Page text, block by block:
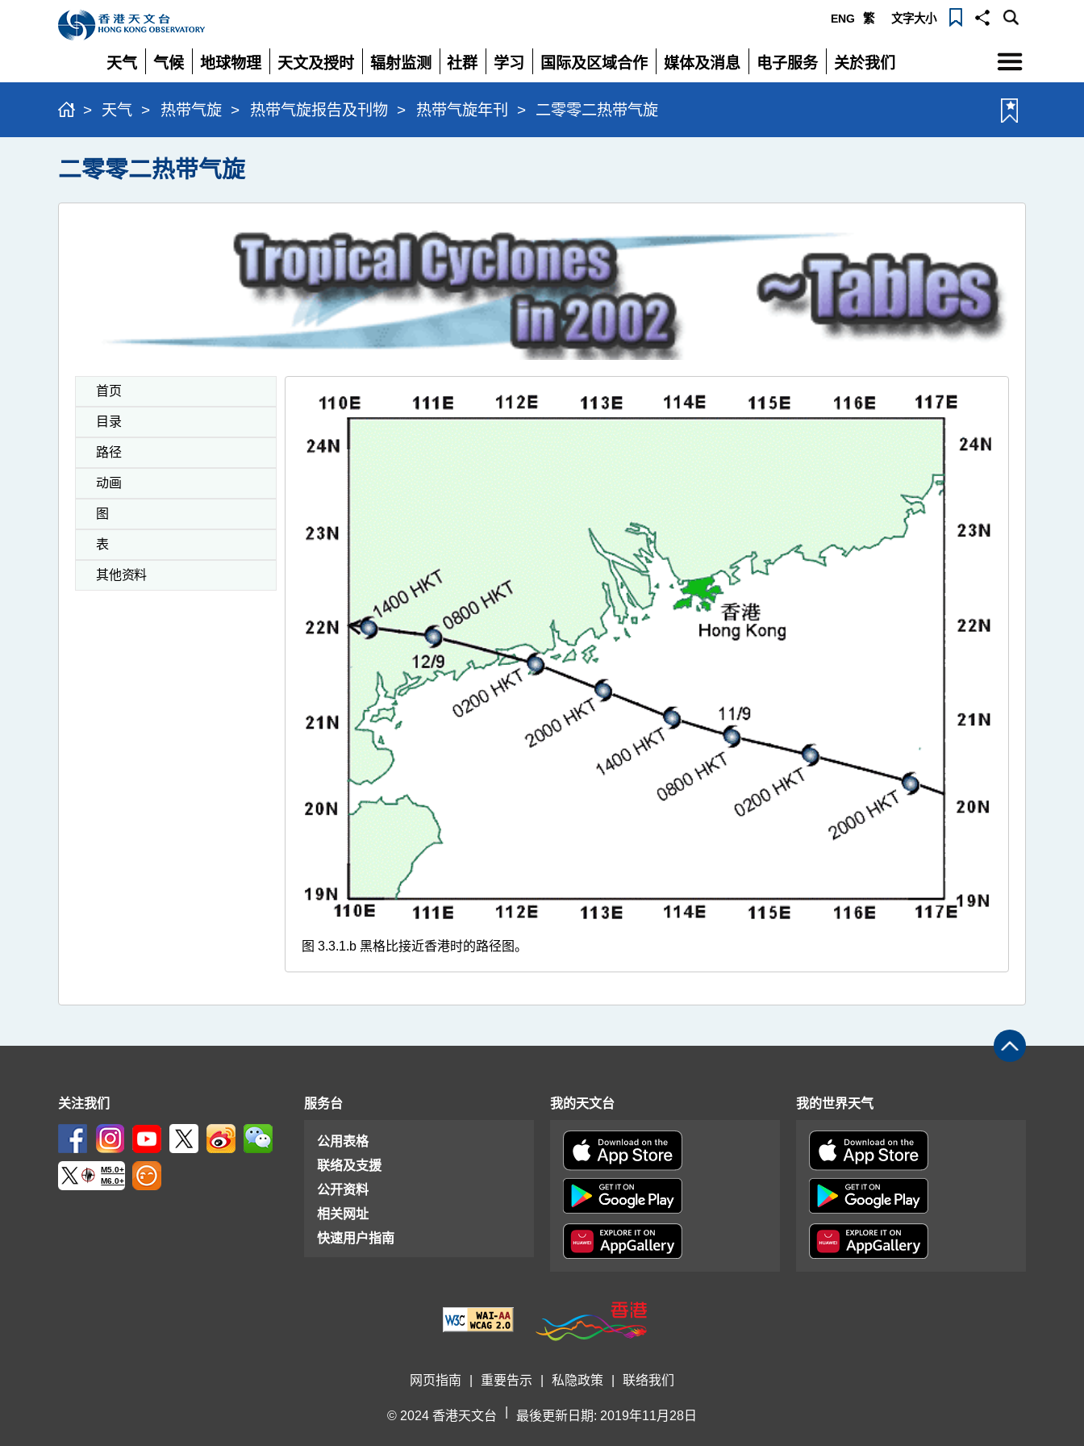
ENG 繁 文字大小
天气
展
开
气候
展
开
地球物理
展
开
天文及授时
展
开
辐射监测
展
开
社群
展
开
学习
展
开
国际及区域合作
展
开
媒体及消息
展
电子服务
展
关於我们
展
选
单
> 天气 > 热带气旋 > 热带气旋报告及刊物 > 热带气旋年刊 > 二零零二热带气旋
二零零二热带气旋
首页
目录
路径
动画
图
表
其他资料
图 3.3.1.b 黑格比接近香港时的路径图。
关注我们
M5.0+
M6.0+
服务台
公用表格
联络及支援
公开资料
相关网址
快速用户指南
我的天文台 我的世界天气
网页指南 重要告示 私隐政策 联络我们
© 2024 香港天文台 最後更新日期: 2019年11月28日